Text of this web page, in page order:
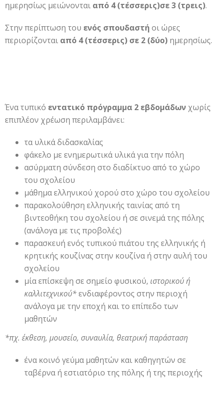
ημερησίως μειώνονται από 4 (τέσσερις)σε 3 (τρεις).
Στην περίπτωση του ενός σπουδαστή οι ώρες
περιορίζονται από 4 (τέσσερις) σε 2 (δύο) ημερησίως.
Ένα τυπικό εντατικό πρόγραμμα 2 εβδομάδων χωρίς
επιπλέον χρέωση περιλαμβάνει:
τα υλικά διδασκαλίας
φάκελο με ενημερωτικά υλικά για την πόλη
ασύρματη σύνδεση στο διαδίκτυο από το χώρο
του σχολείου
μάθημα ελληνικού χορού στο χώρο του σχολείου
παρακολούθηση ελληνικής ταινίας από τη
βιντεοθήκη του σχολείου ή σε σινεμά της πόλης
(ανάλογα με τις προβολές)
παρασκευή ενός τυπικού πιάτου της ελληνικής ή
κρητικής κουζίνας στην κουζίνα ή στην αυλή του
σχολείου
μία επίσκεψη σε σημείο φυσικού, ιστορικού ή
καλλιτεχνικού*ενδιαφέροντος στην περιοχή
ανάλογα με την εποχή και το επίπεδο των
μαθητών
*πχ. έκθεση, μουσείο, συναυλία, θεατρική παράσταση
ένα κοινό γεύμα μαθητών και καθηγητών σε
ταβέρνα ή εστιατόριο της πόλης ή της περιοχής